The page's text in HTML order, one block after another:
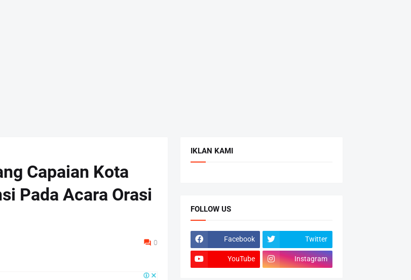
Capaian Kota
Pada Acara Orasi
0
IKLAN KAMI
FOLLOW US
Facebook Twitter
YouTube Instagram